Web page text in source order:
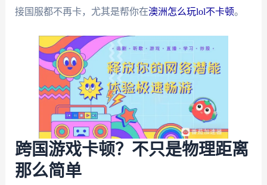
接国服都不再卡，尤其是帮你在澳洲怎么玩lol不卡顿。
跨国游戏卡顿？不只是物理距离
那么简单